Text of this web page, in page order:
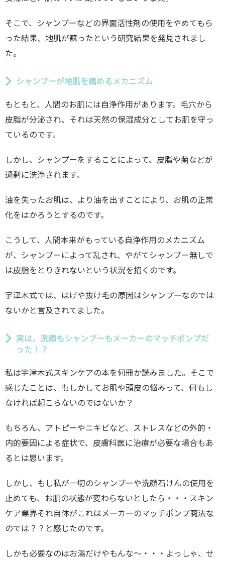
そこで、シャンプーなどの界面活性剤の使用をやめてもら
った結果、地肌が蘇ったという研究結果を発見されまし
た。
シャンプーが地肌を痛めるメカニズム
もともと、人間のお肌には自浄作用があります。毛穴から
皮脂が分泌され、それは天然の保湿成分としてお肌を守っ
ているのです。
しかし、シャンプーをすることによって、皮脂や菌などが
過剰に洗浄されます。
油を失ったお肌は、より油を出すことにより、お肌の正常
化をはかろうとするのです。
こうして、人間本来がもっている自浄作用のメカニズム
が、シャンプーによって乱され、やがてシャンプー無しで
は皮脂をとりきれないという状況を招くのです。
宇津木式では、はげや抜け毛の原因はシャンプーなのでは
ないかと言及されてました。
実は、洗顔もシャンプーもメーカーのマッチポンプだ
った！？
私は宇津木式スキンケアの本を何冊か読みました。そこで
感じたことは、もしかしてお肌や頭皮の悩みって、何もし
なければ起こらないのではないか？
もちろん、アトピーやニキビなど、ストレスなどの外的・
内的要因による症状で、皮膚科医に治療が必要な場合もあ
るとは思います。
しかし、もし私が一切のシャンプーや洗顔石けんの使用を
止めても、お肌の状態が変わらないとしたら・・・スキン
ケア業界それ自体がこれはメーカーのマッチポンプ商法な
のでは？？と感じたのです。
しかも必要なのはお湯だけやもんな〜・・・よっしゃ、せ